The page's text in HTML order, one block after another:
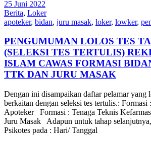
25 Juni 2022
Berita, Loker
apoteker, bidan, juru masak, loker, lowker,
PENGUMUMAN LOLOS TES
(SELEKSI TES TERTULIS)
ISLAM CAWAS FORMASI
TTK DAN JURU MASAK
Dengan ini disampaikan daftar pelamar yang
berkaitan dengan seleksi tes tertulis.:
Apoteker Formasi : Tenaga Teknis
Juru Masak Adapun untuk tahap
Psikotes pada : Hari/ Tanggal